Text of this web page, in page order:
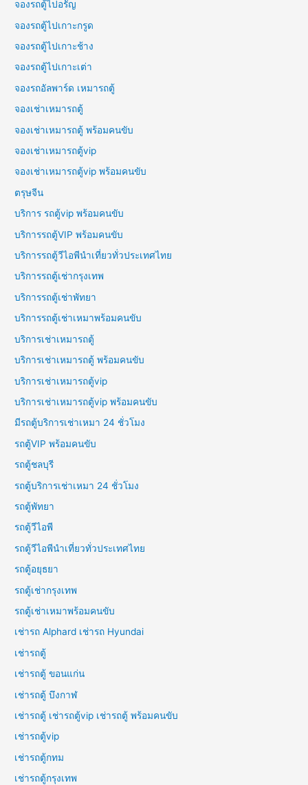
จองรถตู้ไปอรัญ
จองรถตู้ไปเกาะกรูด
จองรถตู้ไปเกาะช้าง
จองรถตู้ไปเกาะเต่า
จองรถอัลพาร์ด เหมารถตู้
จองเช่าเหมารถตู้
จองเช่าเหมารถตู้ พร้อมคนขับ
จองเช่าเหมารถตู้vip
จองเช่าเหมารถตู้vip พร้อมคนขับ
ตรุษจีน
บริการ รถตู้vip พร้อมคนขับ
บริการรถตู้VIP พร้อมคนขับ
บริการรถตู้วีไอพีนำเที่ยวทั่วประเทศไทย
บริการรถตู้เช่ากรุงเทพ
บริการรถตู้เช่าพัทยา
บริการรถตู้เช่าเหมาพร้อมคนขับ
บริการเช่าเหมารถตู้
บริการเช่าเหมารถตู้ พร้อมคนขับ
บริการเช่าเหมารถตู้vip
บริการเช่าเหมารถตู้vip พร้อมคนขับ
มีรถตู้บริการเช่าเหมา 24 ชั่วโมง
รถตู้VIP พร้อมคนขับ
รถตู้ชลบุรี
รถตู้บริการเช่าเหมา 24 ชั่วโมง
รถตู้พัทยา
รถตู้วีไอพี
รถตู้วีไอพีนำเที่ยวทั่วประเทศไทย
รถตู้อยุธยา
รถตู้เช่ากรุงเทพ
รถตู้เช่าเหมาพร้อมคนขับ
เช่ารถ Alphard เช่ารถ Hyundai
เช่ารถตู้
เช่ารถตู้ ขอนแก่น
เช่ารถตู้ บึงกาฬ
เช่ารถตู้ เช่ารถตู้vip เช่ารถตู้ พร้อมคนขับ
เช่ารถตู้vip
เช่ารถตู้กทม
เช่ารถตู้กรุงเทพ